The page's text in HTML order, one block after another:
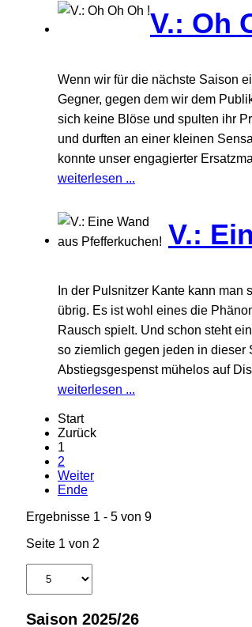
V.: Oh
Wenn wir für die nächste Saison
Gegner, gegen dem wir dem
sich keine Blöse und spulten ihr
und durften an einer kleinen
konnte unser engagierter
weiterlesen ...
V.:
In der Pulsnitzer Kante kann
übrig. Es ist wohl eines die
Rausch spielt. Und schon steht
so ziemlich gegen jeden in dieser
Abstiegsgespenst mühelos auf
weiterlesen ...
Start
Zurück
1
2
Weiter
Ende
Ergebnisse 1 - 5 von 9
Seite 1 von 2
Saison 2025/26